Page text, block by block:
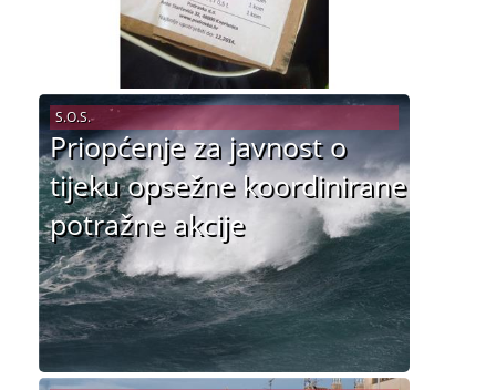
Priopćenje za javnost o
tijeku opsežne koordinirane
potražne akcije
S.O.S.